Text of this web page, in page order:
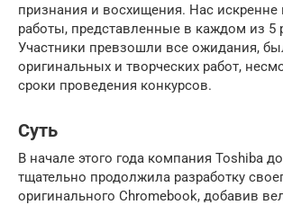
признания и восхищения. Нас искренне
работы, представленные в каждом из 5
Участники превзошли все ожидания,
оригинальных и творческих работ,
сроки проведения конкурсов.
Суть
В начале этого года компания Toshiba
тщательно продолжила разработку
оригинального Chromebook, добавив